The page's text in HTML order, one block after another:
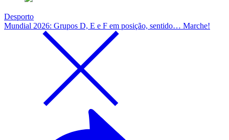
Desporto
Mundial 2026: Grupos D, E e F em posição, sentido… Marche!